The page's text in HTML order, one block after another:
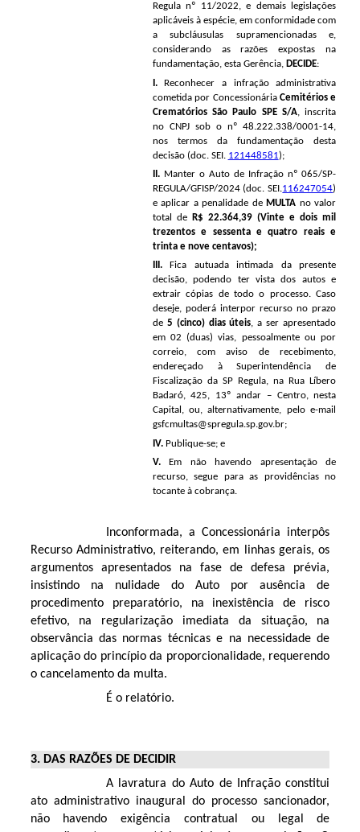
Regula nº 11/2022, e demais legislações
aplicáveis à espécie, em conformidade com
a subcláusulas
supramencionadas e,
considerando as razões expostas na
fundamentação, esta Gerência, DECIDE:
I.Reconhecer a infração administrativa
cometida por Concessionária Cemitérios e
Crematórios São Paulo SPE S/A, inscrita
no CNPJ sob o nº 48.222.338/0001-14,
nos termos da fundamentação desta
decisão (doc. SEI. 121448581);
II.Manter o Auto de Infração nº 065/SP-
REGULA/GFISP/2024 (doc. SEI.116247054)
e aplicar a penalidade de MULTA no valor
total de
R$ 22.364,39 (Vinte e dois mil
trezentos e sessenta e quatro reais e
trinta e nove centavos);
III.Fica autuada intimada da presente
decisão, podendo ter vista dos autos e
extrair cópias de todo o processo. Caso
deseje, poderá interpor recurso no prazo
de5 (cinco) dias úteis, a ser apresentado
em 02 (duas) vias, pessoalmente ou por
correio, com aviso de recebimento,
endereçado à Superintendência de
Fiscalização da SP Regula, na Rua Líbero
Badaró, 425, 13º andar – Centro, nesta
Capital, ou, alternativamente, pelo e-mail
gsfcmultas@spregula.sp.gov.br;
IV.Publique-se; e
V.Em não havendo apresentação de
recurso, segue para as providências no
tocante à cobrança.
Inconformada, a Concessionária interpôs
Recurso Administrativo, reiterando, em linhas gerais, os
argumentos apresentados na fase de defesa prévia,
insistindo na nulidade do Auto por ausência de
procedimento preparatório, na inexistência de risco
efetivo, na regularização imediata da situação, na
observância das normas técnicas e na necessidade de
aplicação do princípio da proporcionalidade, requerendo
o cancelamento da multa.
É o relatório.
3. DAS RAZÕES DE DECIDIR
A lavratura do Auto de Infração constitui
ato administrativo inaugural do processo sancionador,
não havendo exigência contratual ou legal de